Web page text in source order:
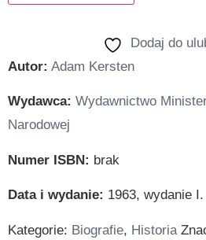
Dodaj do
Autor: Adam Kersten
Wydawca: Wydawnictwo
Narodowej
Numer ISBN: brak
Data i wydanie: 1963, wydanie I.
Kategorie: Biografie, Historia